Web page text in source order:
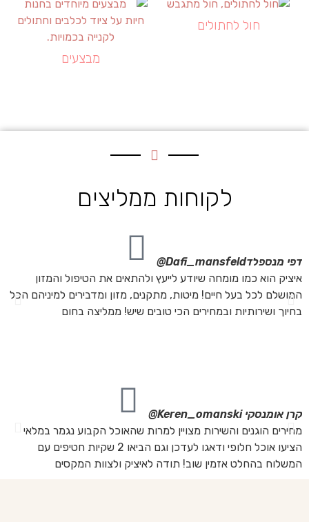
חול לחתולים
מבצעים
לקוחות ממליצים
דפי מנספלדDafi_mansfeld@
איציק הוא כמו מומחה שיודע לייעץ ולהתאים את הטיפול והמזון
המושלם לכל בעל חיים! מיטות, מתקנים, מזון ומדבירים למיניהם הכל
בחיוך ושירותיות ובמחירים הכי טובים שיש! ממליצה בחום
קרן אומנסקיKeren_omanski@
מחירים הוגנים והשירות מצויין למרות שהאוכל הקבוע נגמר במלאי
הציעו אוכל חלופי ודאגו לעדכן וגם הביאו 2 שקיות חטיפים עם
המשלוח בהחלט אזמין שוב! תודה לאיציק ולצוות המקסים